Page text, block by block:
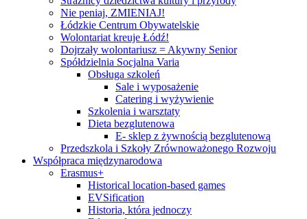
Nie peniaj, ZMIENIAJ!
Łódzkie Centrum Obywatelskie
Wolontariat kreuje Łódź!
Dojrzały wolontariusz = Akywny Senior
Spółdzielnia Socjalna Varia
Obsługa szkoleń
Sale i wyposażenie
Catering i wyżywienie
Szkolenia i warsztaty
Dieta bezglutenowa
E- sklep z żywnością bezglutenową
Przedszkola i Szkoły Zrównoważonego Rozwoju
Współpraca międzynarodowa
Erasmus+
Historical location-based games
EVSification
Historia, która jednoczy